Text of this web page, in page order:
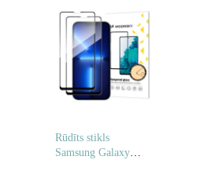
Rūdīts stikls
Samsung Galaxy